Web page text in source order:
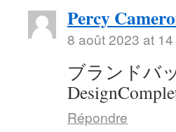
Percy
8 août 2023 at
ブランドバ
Répondre